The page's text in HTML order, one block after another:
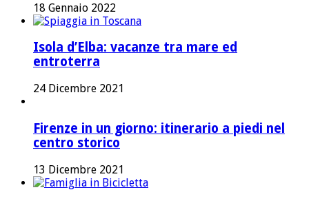
18 Gennaio 2022
Isola d’Elba: vacanze tra mare ed
entroterra
24 Dicembre 2021
Firenze in un giorno: itinerario a piedi nel
centro storico
13 Dicembre 2021